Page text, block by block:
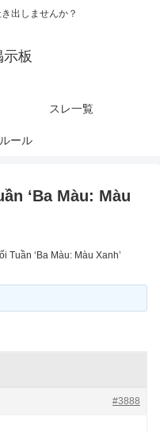
出しませんか？
示板
スレ一覧
ール
‘Ba Màu: Màu
Tuần ‘Ba Màu: Màu Xanh’
#3888